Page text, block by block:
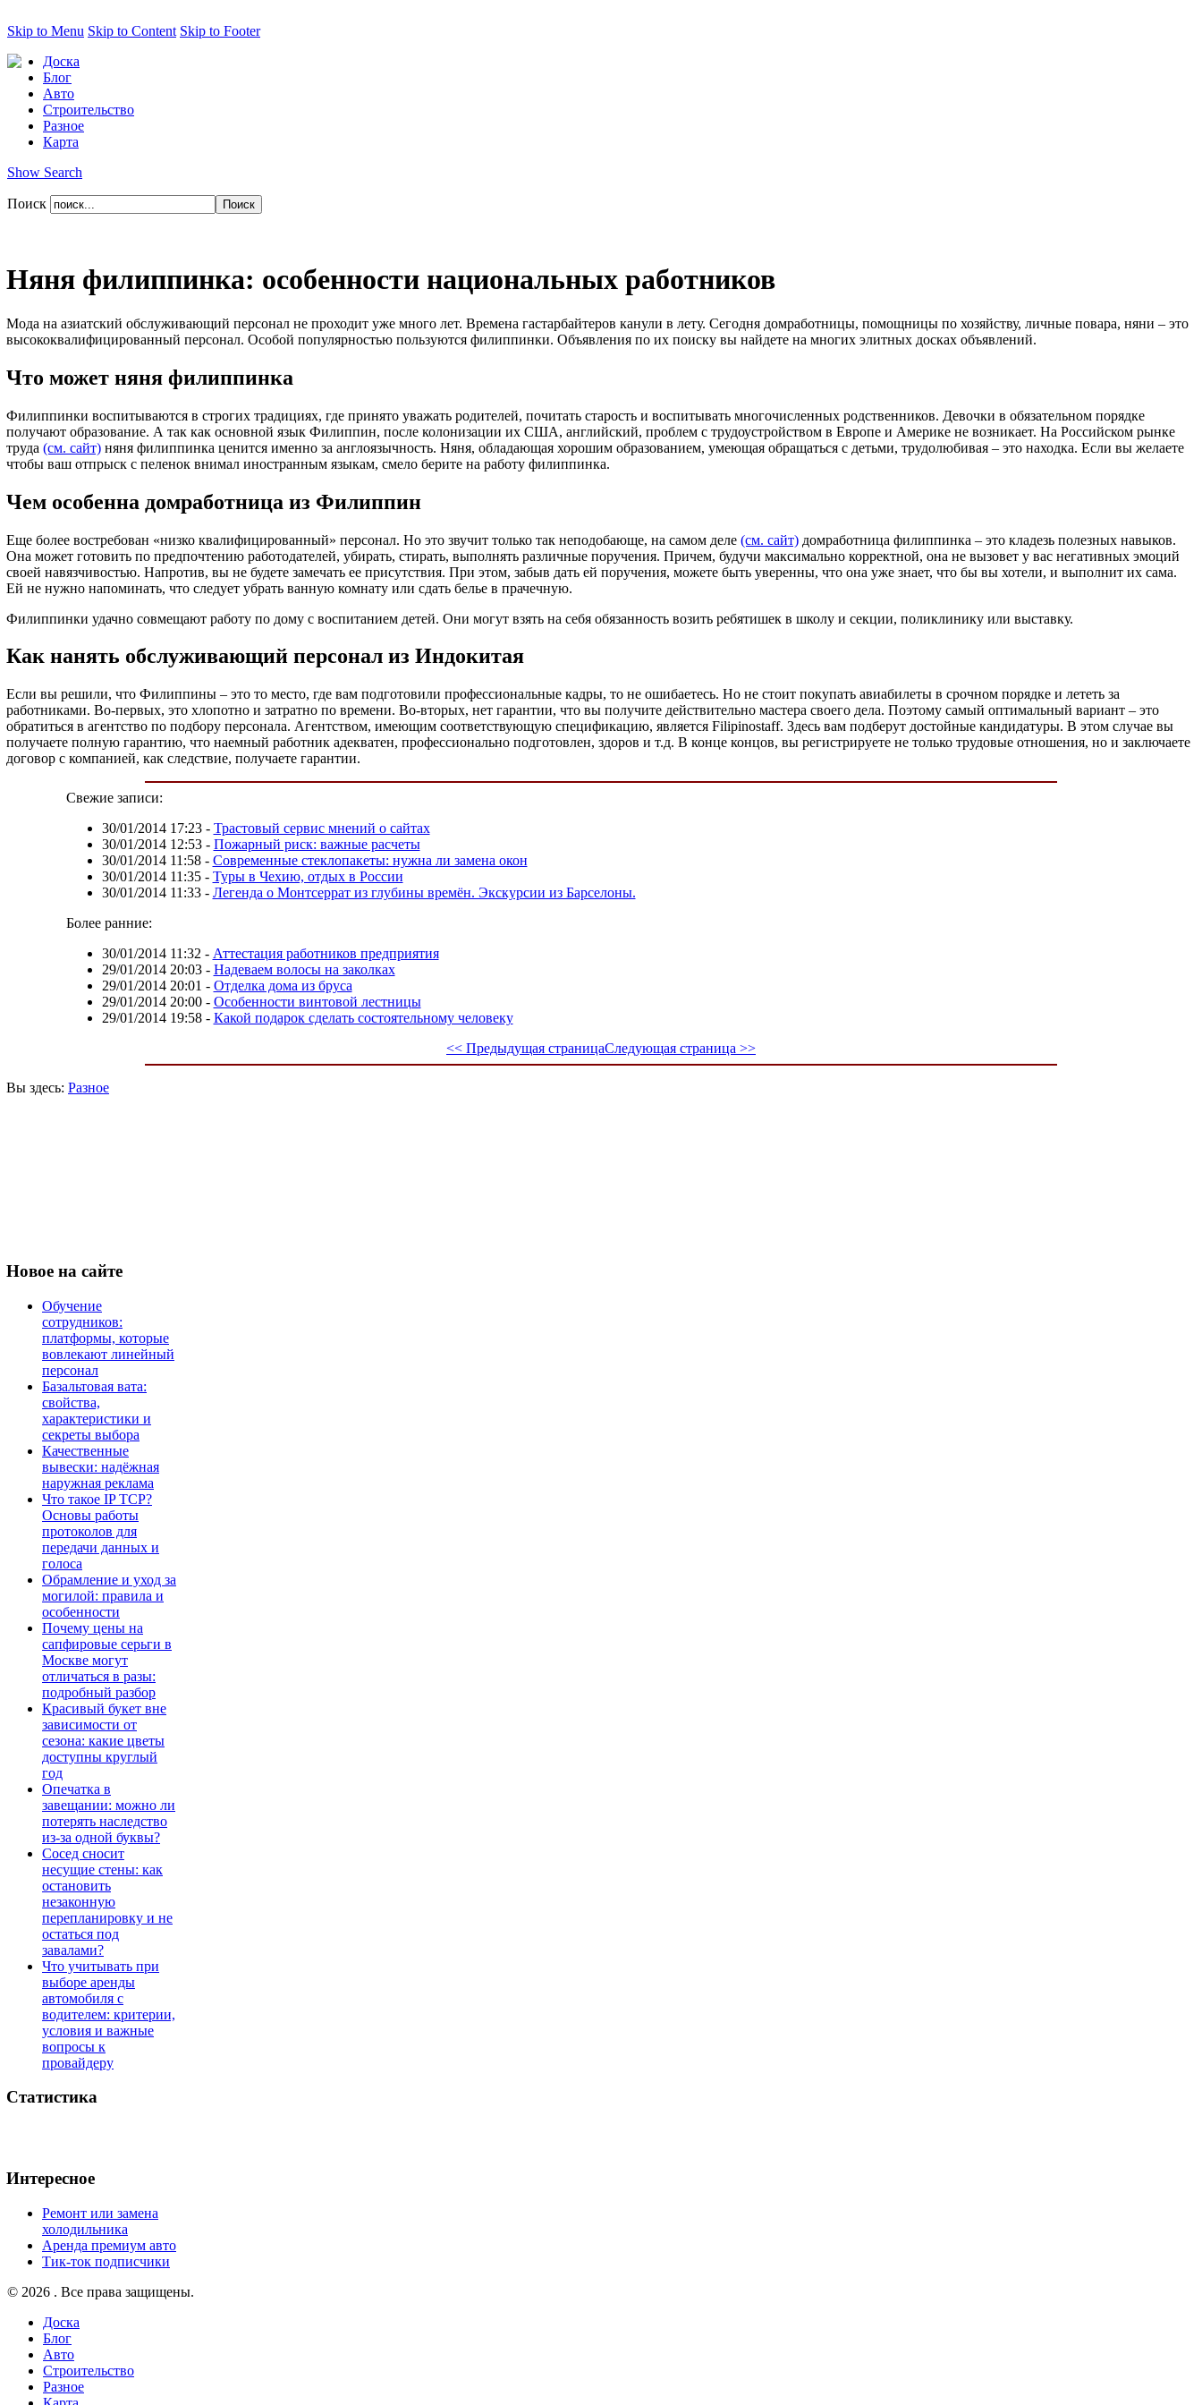
Skip to Menu Skip to Content Skip to Footer
Доска
Блог
Авто
Строительство
Разное
Карта
Show Search
Поиск
Няня филиппинка: особенности национальных работников
Мода на азиатский обслуживающий персонал не проходит уже много лет. Времена гастарбайтеров канули в лету. Сегодня домработницы, помощницы по хозяйству, личные повара, няни – это
высококвалифицированный персонал. Особой популярностью пользуются филиппинки. Объявления по их поиску вы найдете на многих элитных досках объявлений.
Что может няня филиппинка
Филиппинки воспитываются в строгих традициях, где принято уважать родителей, почитать старость и воспитывать многочисленных родственников. Девочки в обязательном порядке
получают образование. А так как основной язык Филиппин, после колонизации их США, английский, проблем с трудоустройством в Европе и Америке не возникает. На Российском рынке
труда (см. сайт) няня филиппинка ценится именно за англоязычность. Няня, обладающая хорошим образованием, умеющая обращаться с детьми, трудолюбивая – это находка. Если вы желаете
чтобы ваш отпрыск с пеленок внимал иностранным языкам, смело берите на работу филиппинка.
Чем особенна домработница из Филиппин
Еще более востребован «низко квалифицированный» персонал. Но это звучит только так неподобающе, на самом деле (см. сайт) домработница филиппинка – это кладезь полезных навыков.
Она может готовить по предпочтению работодателей, убирать, стирать, выполнять различные поручения. Причем, будучи максимально корректной, она не вызовет у вас негативных эмоций
своей навязчивостью. Напротив, вы не будете замечать ее присутствия. При этом, забыв дать ей поручения, можете быть уверенны, что она уже знает, что бы вы хотели, и выполнит их сама.
Ей не нужно напоминать, что следует убрать ванную комнату или сдать белье в прачечную.
Филиппинки удачно совмещают работу по дому с воспитанием детей. Они могут взять на себя обязанность возить ребятишек в школу и секции, поликлинику или выставку.
Как нанять обслуживающий персонал из Индокитая
Если вы решили, что Филиппины – это то место, где вам подготовили профессиональные кадры, то не ошибаетесь. Но не стоит покупать авиабилеты в срочном порядке и лететь за
работниками. Во-первых, это хлопотно и затратно по времени. Во-вторых, нет гарантии, что вы получите действительно мастера своего дела. Поэтому самый оптимальный вариант – это
обратиться в агентство по подбору персонала. Агентством, имеющим соответствующую спецификацию, является Filipinostaff. Здесь вам подберут достойные кандидатуры. В этом случае вы
получаете полную гарантию, что наемный работник адекватен, профессионально подготовлен, здоров и т.д. В конце концов, вы регистрируете не только трудовые отношения, но и заключаете
договор с компанией, как следствие, получаете гарантии.
Свежие записи:
30/01/2014 17:23- Трастовый сервис мнений о сайтах
30/01/2014 12:53- Пожарный риск: важные расчеты
30/01/2014 11:58- Современные стеклопакеты: нужна ли замена окон
30/01/2014 11:35- Туры в Чехию, отдых в России
30/01/2014 11:33- Легенда о Монтсеррат из глубины времён. Экскурсии из Барселоны.
Более ранние:
30/01/2014 11:32 - Аттестация работников предприятия
29/01/2014 20:03- Надеваем волосы на заколках
29/01/2014 20:01 - Отделка дома из бруса
29/01/2014 20:00- Особенности винтовой лестницы
29/01/2014 19:58- Какой подарок сделать состоятельному человеку
<< Предыдущая страницаСледующая страница >>
Вы здесь: Разное
Новое на сайте
Обучение
сотрудников:
платформы, которые
вовлекают линейный
персонал
Базальтовая вата:
свойства,
характеристики и
секреты выбора
Качественные
вывески: надёжная
наружная реклама
Что такое IP TCP?
Основы работы
протоколов для
передачи данных и
голоса
Обрамление и уход за
могилой: правила и
особенности
Почему цены на
сапфировые серьги в
Москве могут
отличаться в разы:
подробный разбор
Красивый букет вне
зависимости от
сезона: какие цветы
доступны круглый
год
Опечатка в
завещании: можно ли
потерять наследство
из-за одной буквы?
Сосед сносит
несущие стены: как
остановить
незаконную
перепланировку и не
остаться под
завалами?
Что учитывать при
выборе аренды
автомобиля с
водителем: критерии,
условия и важные
вопросы к
провайдеру
Статистика
Интересное
Ремонт или замена
холодильника
Аренда премиум авто
Тик-ток подписчики
© 2026 . Все права защищены.
Доска
Блог
Авто
Строительство
Разное